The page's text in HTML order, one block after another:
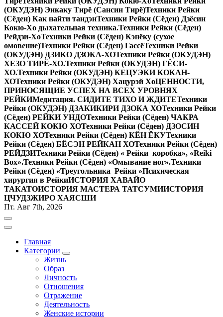
(ОКУДЭН) Энкаку Тирё (Сансин Тирё)Техники Рейки
(Сёден) Как найти тандэнТехники Рейки (Сёден) Дзёсин
Кокю-Хо дыхательная техника.Техники Рейки (Сёден)
Рейдзи-ХоТехники Рейки (Сёден) Кэнёку (сухое
омовение)Техники Рейки (Сёден) ГассёТехники Рейки
(ОКУДЭН) ДЗИКО ДЗОКА-ХОТехники Рейки (ОКУДЭН)
ХЕЗО ТИРЁ-ХО.Техники Рейки (ОКУДЭН) ГЁСИ-
ХО.Техники Рейки (ОКУДЭН) КЕЦУЭКИ КОКАН-
ХОТехники Рейки (ОКУДЭН) Хацурэй ХоЦЕННОСТИ,
ПРИНОСЯЩИЕ УСПЕХ НА ВСЕХ УРОВНЯХ
РЕЙКИМедитация. СИДИТЕ ТИХО И ЖДИТЕТехники
Рейки (ОКУДЭН) ДЗАКИКИРИ ДЗОКА ХОТехники Рейки
(Сёден) РЕЙКИ УНДОТехники Рейки (Сёден) ЧАКРА
КАССЕЙ КОКЮ ХОТехники Рейки (Сёден) ДЗОСИН
КОКЮ ХОТехники Рейки (Сёден) КЁН ЁКУТехники
Рейки (Сёден) БЁСЭН РЕЙКАН ХОТехники Рейки (Сёден)
РЕЙДЗИТехники Рейки (Сёден) « Рейки коробка», «Reiki
Вox».Техники Рейки (Сёден) «Омывание ног».Техники
Рейки (Сёден) «Треугольника Рейки »Психическая
хирургия в РейкиИСТОРИЯ ХАВАЙО
ТАКАТОИСТОРИЯ МАСТЕРА ТАТСУМИИСТОРИЯ
ЦЧУДЗЖИРО ХАЯСШИ
Пт. Авг 7th, 2026
Главная
Категории
Жизнь
Образ
Личность
Отношения
Отражение
Деятельность
Женские истории